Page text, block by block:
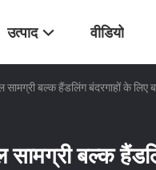
उत्पाद वीडियो
बल्क हैंडलिंग बंदरगाहों के लिए
बल्क